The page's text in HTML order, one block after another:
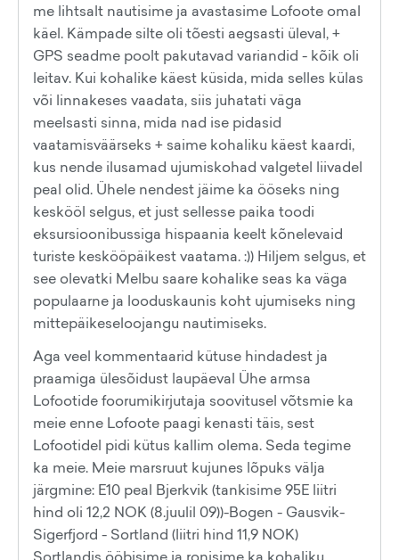
me lihtsalt nautisime ja avastasime Lofoote omal
käel. Kämpade silte oli tõesti aegsasti üleval, +
GPS seadme poolt pakutavad variandid - kõik oli
leitav. Kui kohalike käest küsida, mida selles külas
või linnakeses vaadata, siis juhatati väga
meelsasti sinna, mida nad ise pidasid
vaatamisväärseks + saime kohaliku käest kaardi,
kus nende ilusamad ujumiskohad valgetel liivadel
peal olid. Ühele nendest jäime ka ööseks ning
keskööl selgus, et just sellesse paika toodi
eksursioonibussiga hispaania keelt kõnelevaid
turiste keskööpäikest vaatama. :)) Hiljem selgus, et
see olevatki Melbu saare kohalike seas ka väga
populaarne ja looduskaunis koht ujumiseks ning
mittepäikeseloojangu nautimiseks.
Aga veel kommentaarid kütuse hindadest ja
praamiga ülesõidust laupäeval Ühe armsa
Lofootide foorumikirjutaja soovitusel võtsmie ka
meie enne Lofoote paagi kenasti täis, sest
Lofootidel pidi kütus kallim olema. Seda tegime
ka meie. Meie marsruut kujunes lõpuks välja
järgmine: E10 peal Bjerkvik (tankisime 95E liitri
hind oli 12,2 NOK (8.juulil 09))-Bogen - Gausvik-
Sigerfjord - Sortland (liitri hind 11,9 NOK)